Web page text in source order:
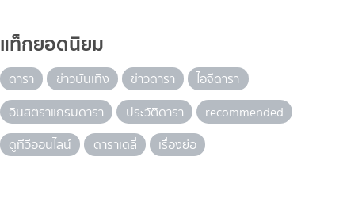
แท็กยอดนิยม
ดารา ข่าวบันเทิง ข่าวดารา
ไอจีดารา
อินสตราแกรมดารา
ประวัติดารา
recommended
ดูทีวีออนไลน์
ดาราเดลี่ เรื่องย่อ